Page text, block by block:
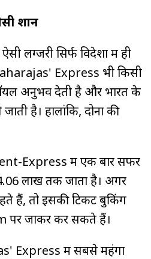
शान
लग्जरी सिर्फ विदेशों में ही
Express भी किसी
अनुभव देती है और भारत के
है। हालांकि, दोनों की
Express में एक बार सफर
लाख तक जाता है। अगर
हैं, तो इसकी टिकट बुकिंग
पर जाकर कर सकते हैं।
Express में सबसे महंगा